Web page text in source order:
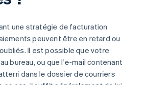
une stratégie de facturation
peuvent être en retard ou
Il est possible que votre
bureau, ou que l'e-mail contenant
dans le dossier de courriers